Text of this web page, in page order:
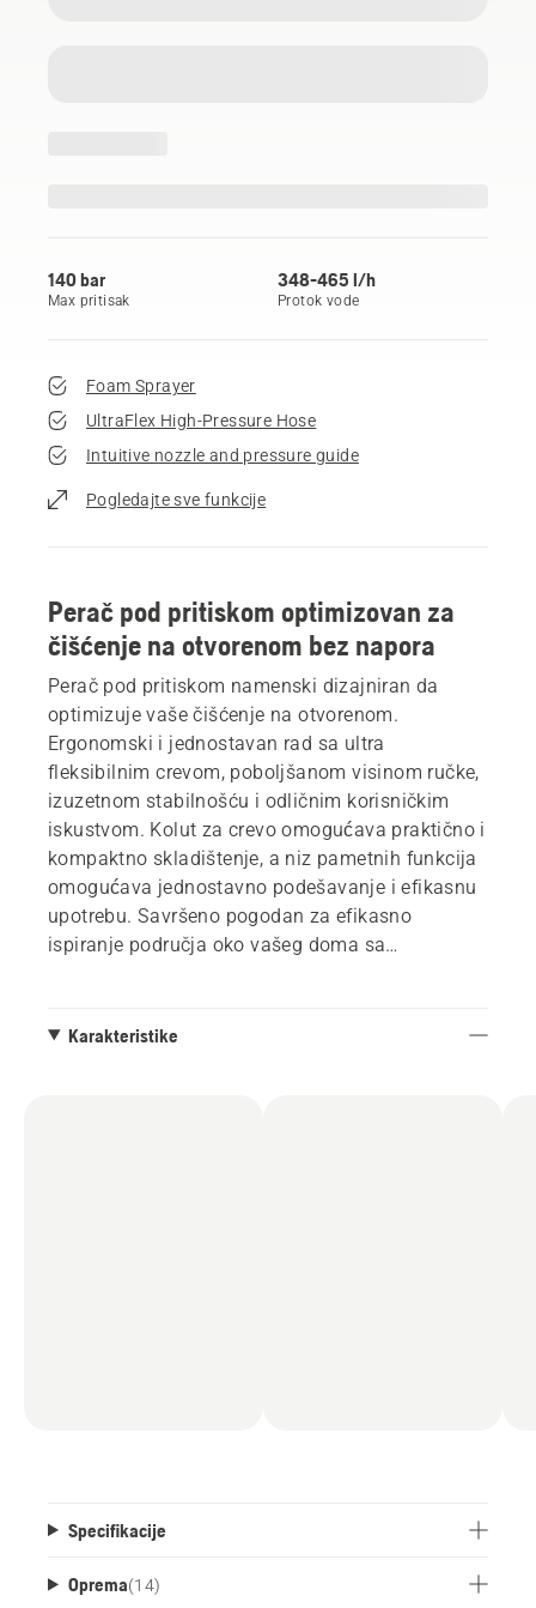
140 bar
Max pritisak
348-465 l/h
Protok vode
Foam Sprayer
UltraFlex High-Pressure Hose
Intuitive nozzle and pressure guide
Pogledajte sve funkcije
Perač pod pritiskom optimizovan za
čišćenje na otvorenom bez napora
Perač pod pritiskom namenski dizajniran da
optimizuje vaše čišćenje na otvorenom.
Ergonomski i jednostavan rad sa ultra
fleksibilnim crevom, poboljšanom visinom ručke,
izuzetnom stabilnošću i odličnim korisničkim
iskustvom. Kolut za crevo omogućava praktično i
kompaktno skladištenje, a niz pametnih funkcija
omogućava jednostavno podešavanje i efikasnu
upotrebu. Savršeno pogodan za efikasno
ispiranje područja oko vašeg doma sa
od modela u prodavnici.
Karakteristike
Specifikacije
Oprema(14)